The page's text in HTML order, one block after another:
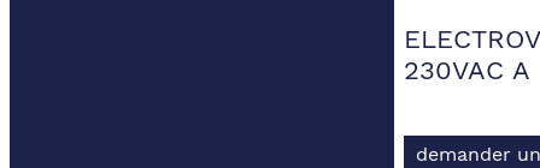
230VAC A
demander